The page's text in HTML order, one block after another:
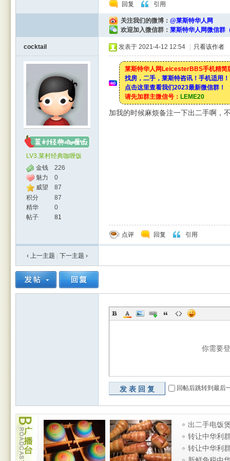
rBB
回复 引用
关注我们的微博：@莱斯特华人网
欢迎加入微信群：莱斯特华人网微信群
cocktail
LV3.莱村经典咖喱饭
金钱
226
魅力
0
威望
87
积分
87
精华
0
帖子
81
发表于 2021-4-12 12:54 只看该作者
莱斯特华人网LeicesterBBS手机精简
找房，二手，莱斯特咨讯！手机适用！
点击这里查看我们2023最新微信群！
请先加群主微信号： LEME20
加我的时候麻烦备注一下出二手啊，
点评 回复 引用
‹ 上一主题 下一主题 ›
你需要
发表回复 回帖后跳转到最后
出二手电饭
烧水壶 厨房
转让中华利
条
转让中华利
条